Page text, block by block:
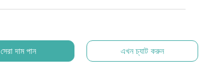
সেরা দাম পান এখন চ্যাট করুন